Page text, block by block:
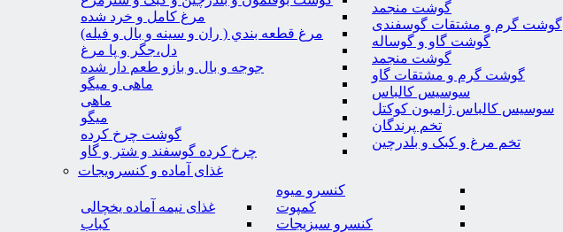
گوشت منجمد
گوشت گرم و مشتقات گوسفندی
گوشت گاو و گوساله
گوشت منجمد
گوشت گرم و مشتقات گاو
سوسیس کالباس
سوسیس کالباس ژامبون کوکتل
تخم پرندگان
تخم مرغ و کبک و بلدرچین
مرغ کامل و خرد شده
مرغ قطعه بندي ( ران و سينه و بال و فيله)
دل،جگر و پا مرغ
جوجه و بال و بازو طعم دار شده
ماهی و میگو
ماهی
میگو
گوشت چرخ کرده
چرخ کرده گوسفند و شتر و گاو
غذای آماده و کنسرویجات
کنسرو میوه
کمپوت
کنسرو سبزیجات
غذای نیمه آماده یخچالی
کباب